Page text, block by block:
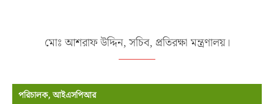
মোঃ আশরাফ উদ্দিন, সচিব, প্রতিরক্ষা মন্ত্রণালয়।
পরিচালক, আইএসপিআর